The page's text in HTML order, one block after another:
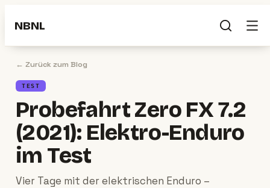
NBNL
← Zurück zum Blog
TEST
Probefahrt Zero FX 7.2
(2021): Elektro-Enduro
im Test
Vier Tage mit der elektrischen Enduro –